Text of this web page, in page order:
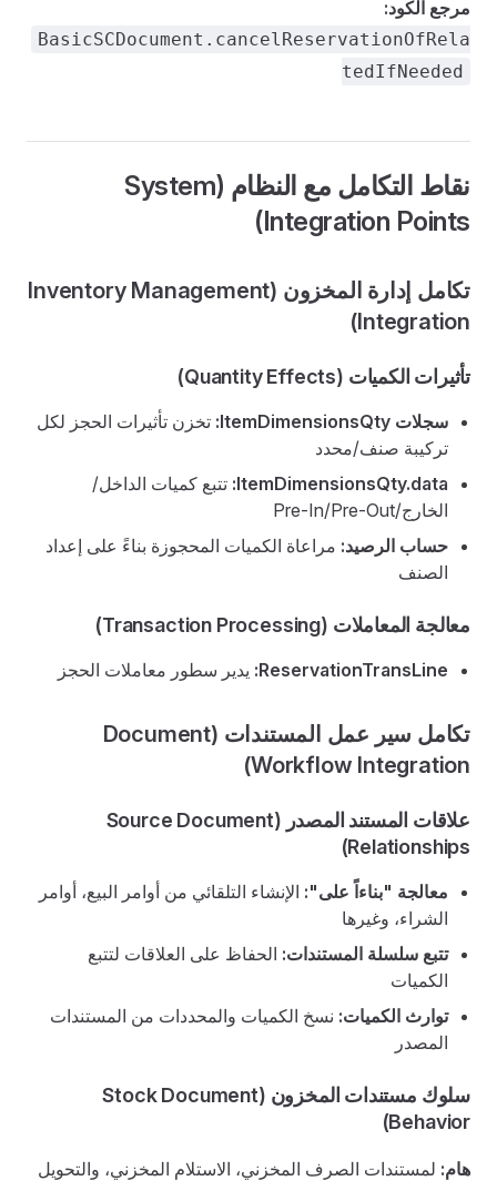
مرجع الكود:
BasicSCDocument.cancelReservationOfRela
tedIfNeeded
نقاط التكامل مع النظام (System
Integration Points)
تكامل إدارة المخزون (Inventory Management
Integration)
تأثيرات الكميات (Quantity Effects)
سجلات ItemDimensionsQty:
تخزن تأثيرات الحجز لكل
تركيبة صنف/محدد
ItemDimensionsQty.data: تتبع كميات الداخل/
الخارج/Pre-In/Pre-Out
حساب الرصيد: مراعاة الكميات المحجوزة بناءً على إعداد
الصنف
معالجة المعاملات (Transaction Processing)
ReservationTransLine: يدير سطور معاملات الحجز
تكامل سير عمل المستندات (Document
Workflow Integration)
علاقات المستند المصدر (Source Document
Relationships)
معالجة "بناءاً على": الإنشاء التلقائي من أوامر البيع، أوامر
الشراء، وغيرها
تتبع سلسلة المستندات: الحفاظ على العلاقات لتتبع
الكميات
توارث الكميات: نسخ الكميات والمحددات من المستندات
المصدر
سلوك مستندات المخزون (Stock Document
Behavior)
هام: لمستندات الصرف المخزني، الاستلام المخزني، والتحويل